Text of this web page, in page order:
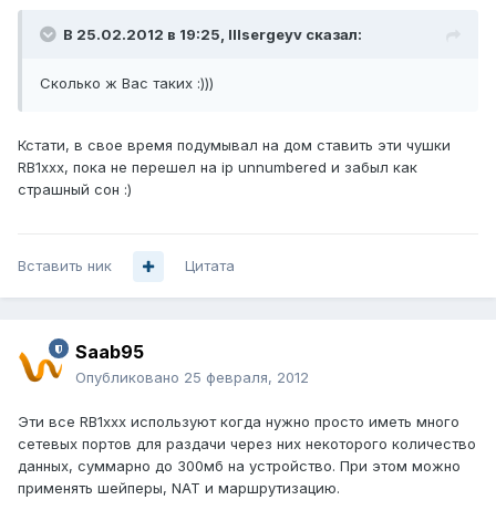
В 25.02.2012 в 19:25, lllsergeyv сказал:
Сколько ж Вас таких :)))
Кстати, в свое время подумывал на дом ставить эти чушки
RB1xxx, пока не перешел на ip unnumbered и забыл как
страшный сон :)
Вставить ник Цитата
Saab95
Опубликовано 25 февраля, 2012
Эти все RB1xxx используют когда нужно просто иметь много
сетевых портов для раздачи через них некоторого количество
данных, суммарно до 300мб на устройство. При этом можно
применять шейперы, NAT и маршрутизацию.